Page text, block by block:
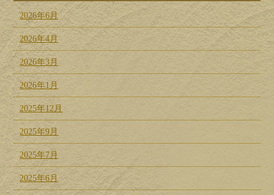
2026年6月
2026年4月
2026年3月
2026年1月
2025年12月
2025年9月
2025年7月
2025年6月